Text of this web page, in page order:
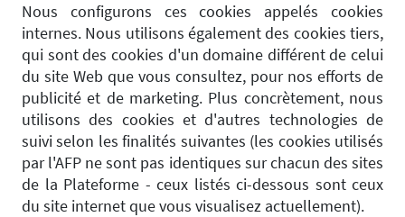
Nous configurons ces cookies appelés cookies
internes. Nous utilisons également des cookies tiers,
qui sont des cookies d'un domaine différent de celui
du site Web que vous consultez, pour nos efforts de
publicité et de marketing. Plus concrètement, nous
utilisons des cookies et d'autres technologies de
suivi selon les finalités suivantes (les cookies utilisés
par l'AFP ne sont pas identiques sur chacun des sites
de la Plateforme - ceux listés ci-dessous sont ceux
du site internet que vous visualisez actuellement).